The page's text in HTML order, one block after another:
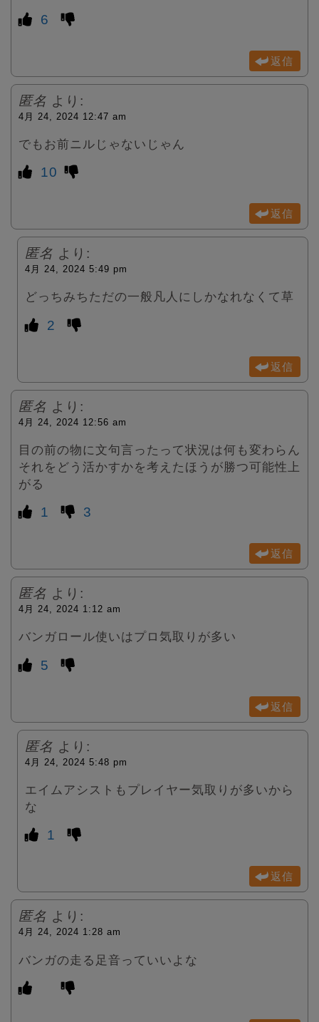
6
返信
匿名 より:
4月 24, 2024 12:47 am
でもお前ニルじゃないじゃん
10
返信
匿名 より:
4月 24, 2024 5:49 pm
どっちみちただの一般凡人にしかなれなくて草
2
返信
匿名 より:
4月 24, 2024 12:56 am
目の前の物に文句言ったって状況は何も変わらん
それをどう活かすかを考えたほうが勝つ可能性上
がる
1 3
返信
匿名 より:
4月 24, 2024 1:12 am
バンガロール使いはプロ気取りが多い
5
返信
匿名 より:
4月 24, 2024 5:48 pm
エイムアシストもプレイヤー気取りが多いから
な
1
返信
匿名 より:
4月 24, 2024 1:28 am
バンガの走る足音っていいよな